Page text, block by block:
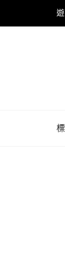
content